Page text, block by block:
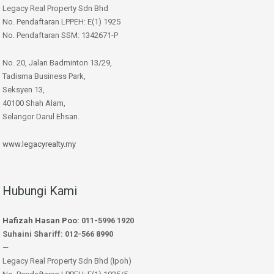
Legacy Real Property Sdn Bhd
No. Pendaftaran LPPEH: E(1) 1925
No. Pendaftaran SSM: 1342671-P
No. 20, Jalan Badminton 13/29,
Tadisma Business Park,
Seksyen 13,
40100 Shah Alam,
Selangor Darul Ehsan.
www.legacyrealty.my
Hubungi Kami
Hafizah Hasan Poo: 011-5996 1920
Suhaini Shariff: 012-566 8990
—
Legacy Real Property Sdn Bhd (Ipoh)